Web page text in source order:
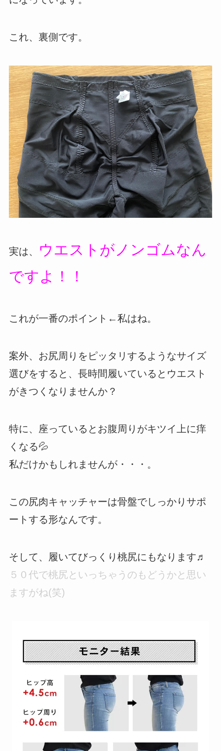
これ、裏側です。
実は、
ウエストがノンゴムなん
ですよ！！
これが一番のポイント←私はね。
案外、お尻周りをピッタリするようなサイズ
選びをすると、長時間履いているとウエスト
がきつくなりませんか？
特に、座っているとお腹周りがキツイ上に痒
くなる💦
私だけかもしれませんが・・・。
この尻肉キャッチャーは骨盤でしっかりサポ
ートする形なんです。
そして、履いてびっくり桃尻にもなります♬
５０代で桃尻といっちゃうのもどうかと思い
ますがね(笑)